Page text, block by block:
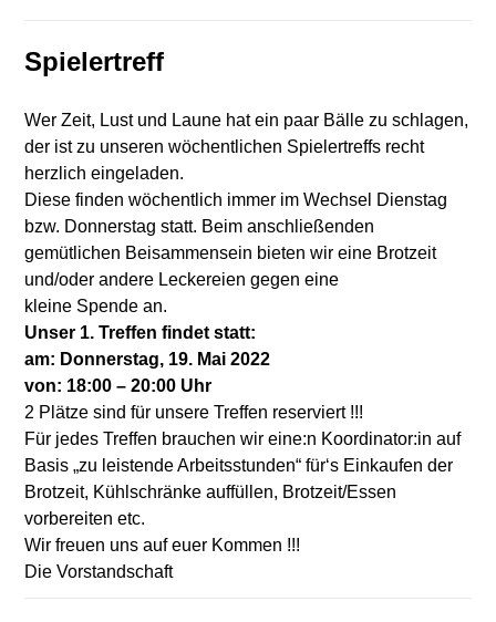
Spielertreff
Wer Zeit, Lust und Laune hat ein paar Bälle zu schlagen,
der ist zu unseren wöchentlichen Spielertreffs recht
herzlich eingeladen.
Diese finden wöchentlich immer im Wechsel Dienstag
bzw. Donnerstag statt. Beim anschließenden
gemütlichen Beisammensein bieten wir eine Brotzeit
und/oder andere Leckereien gegen eine
kleine Spende an.
Unser 1. Treffen findet statt:
am: Donnerstag, 19. Mai 2022
von: 18:00 – 20:00 Uhr
2 Plätze sind für unsere Treffen reserviert !!!
Für jedes Treffen brauchen wir eine:n Koordinator:in auf
Basis „zu leistende Arbeitsstunden“ für‘s Einkaufen der
Brotzeit, Kühlschränke auffüllen, Brotzeit/Essen
vorbereiten etc.
Wir freuen uns auf euer Kommen !!!
Die Vorstandschaft